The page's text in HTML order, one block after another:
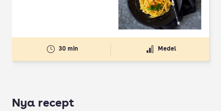
30 min Medel
Nya recept